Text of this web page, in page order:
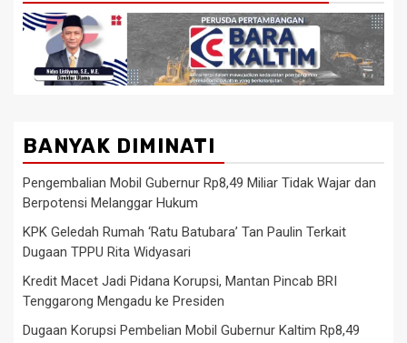
BANYAK DIMINATI
Pengembalian Mobil Gubernur Rp8,49 Miliar Tidak Wajar dan
Berpotensi Melanggar Hukum
KPK Geledah Rumah ‘Ratu Batubara’ Tan Paulin Terkait
Dugaan TPPU Rita Widyasari
Kredit Macet Jadi Pidana Korupsi, Mantan Pincab BRI
Tenggarong Mengadu ke Presiden
Dugaan Korupsi Pembelian Mobil Gubernur Kaltim Rp8,49